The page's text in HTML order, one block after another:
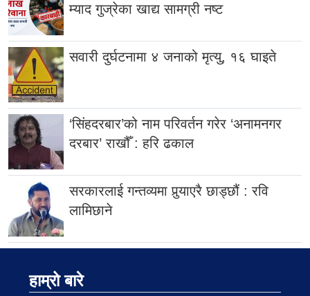
म्याद गुज्रेका खाद्य सामग्री नष्ट
सवारी दुर्घटनामा ४ जनाको मृत्यु, १६ घाइते
‘सिंहदरबार’को नाम परिवर्तन गरेर ‘अनामनगर
दरबार’ राखौँ : हरि ढकाल
सरकारलाई गन्तव्यमा पुर्‍याएरै छाड्छौं : रवि
लामिछाने
हाम्रो बारे